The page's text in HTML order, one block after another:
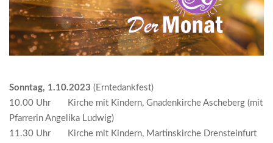
Sonntag, 1.10.2023 (Erntedankfest)
10.00 Uhr Kirche mit Kindern, Gnadenkirche Ascheberg (mit
Pfarrerin Angelika Ludwig)
11.30 Uhr Kirche mit Kindern, Martinskirche Drensteinfurt